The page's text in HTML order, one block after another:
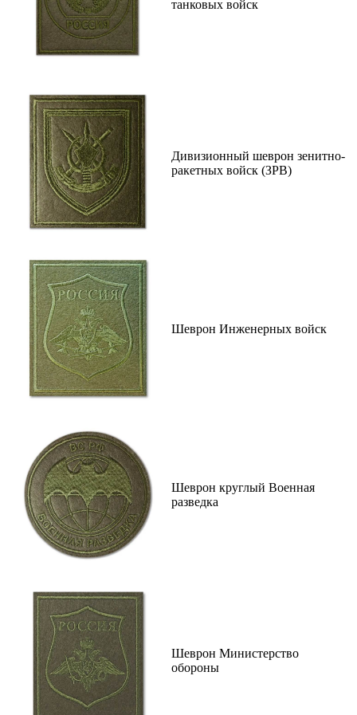
танковых войск
Дивизионный шеврон зенитно-
ракетных войск (ЗРВ)
Шеврон Инженерных войск
Шеврон круглый Военная
разведка
Шеврон Министерство
обороны